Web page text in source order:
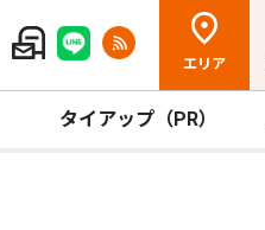
エリア
タイアップ（PR）